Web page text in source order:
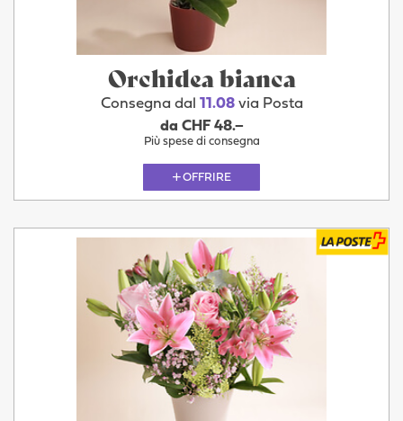
Orchidea bianca
Consegna dal 11.08via Posta
da CHF 48.–
Più spese di consegna
OFFRIRE